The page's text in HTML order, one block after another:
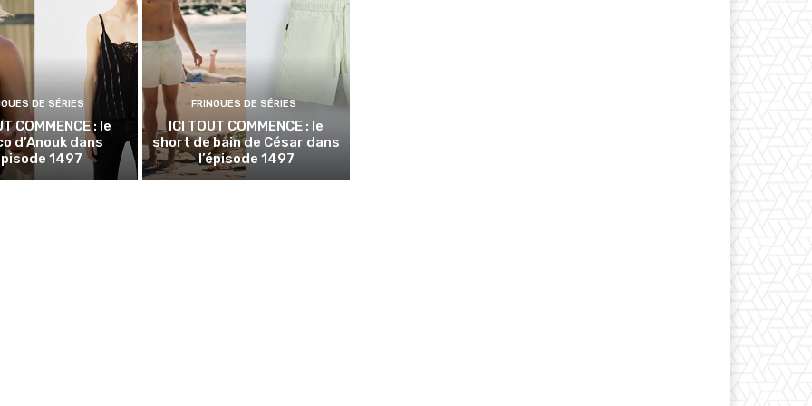
DE SÉRIES
COMMENCE : le
d’Anouk dans
1497
FRINGUES DE SÉRIES
ICI TOUT COMMENCE : le
short de bain de César dans
l’épisode 1497